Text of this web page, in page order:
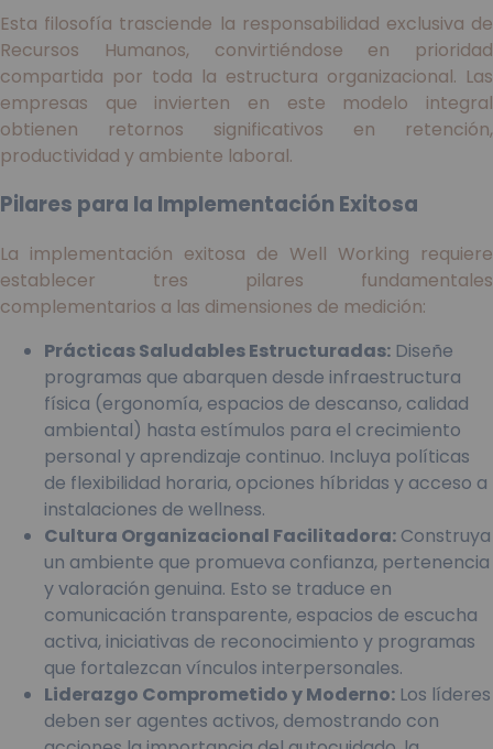
Esta filosofía trasciende la responsabilidad exclusiva de
Recursos Humanos, convirtiéndose en prioridad
compartida por toda la estructura organizacional. Las
empresas que invierten en este modelo integral
obtienen retornos significativos en retención,
productividad y ambiente laboral.
Pilares para la Implementación Exitosa
La implementación exitosa de Well Working requiere
establecer tres pilares fundamentales
complementarios a las dimensiones de medición:
Prácticas Saludables Estructuradas: Diseñe
programas que abarquen desde infraestructura
física (ergonomía, espacios de descanso, calidad
ambiental) hasta estímulos para el crecimiento
personal y aprendizaje continuo. Incluya políticas
de flexibilidad horaria, opciones híbridas y acceso a
instalaciones de wellness.
Cultura Organizacional Facilitadora: Construya
un ambiente que promueva confianza, pertenencia
y valoración genuina. Esto se traduce en
comunicación transparente, espacios de escucha
activa, iniciativas de reconocimiento y programas
que fortalezcan vínculos interpersonales.
Liderazgo Comprometido y Moderno: Los líderes
deben ser agentes activos, demostrando con